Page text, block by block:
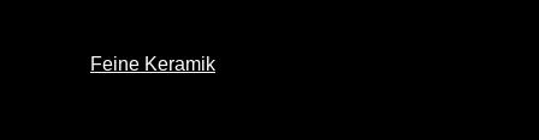
Feine Keramik